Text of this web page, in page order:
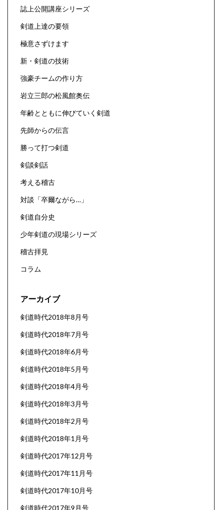
誌上公開講座シリーズ
剣道上達の要領
極意さずけます
新・剣道の技術
強豪チームの作り方
岩立三郎の松風館奥伝
年齢とともに伸びていく剣道
先師からの伝言
勝って打つ剣道
剣談剣話
考える稽古
対談「卒爾ながら…」
剣道自分史
少年剣道の現場シリーズ
稽古拝見
コラム
アーカイブ
剣道時代2018年8月号
剣道時代2018年7月号
剣道時代2018年6月号
剣道時代2018年5月号
剣道時代2018年4月号
剣道時代2018年3月号
剣道時代2018年2月号
剣道時代2018年1月号
剣道時代2017年12月号
剣道時代2017年11月号
剣道時代2017年10月号
剣道時代2017年9月号